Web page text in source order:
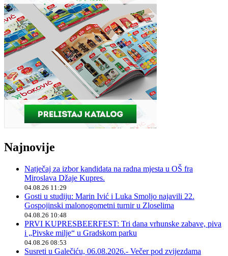
Najnovije
Natječaj za izbor kandidata na radna mjesta u OŠ fra
Miroslava Džaje Kupres.
04.08.26 11:29
Gosti u studiju: Marin Ivić i Luka Smoljo najavili 22.
Gospojinski malonogometni turnir u Zloselima
04.08.26 10:48
PRVI KUPRESBEERFEST: Tri dana vrhunske zabave, piva
i „Pivske milje“ u Gradskom parku
04.08.26 08:53
Susreti u Galečiću, 06.08.2026.- Večer pod zvijezdama